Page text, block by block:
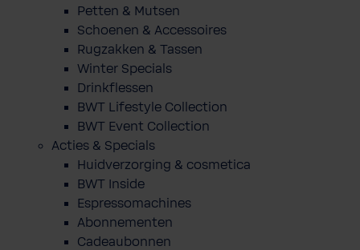
Petten & Mutsen
Schoenen & Accessoires
Rugzakken & Tassen
Winter Specials
Drinkflessen
BWT Lifestyle Collection
BWT Event Collection
Acties & Specials
Huidverzorging & cosmetica
BWT Inside
Espressomachines
Abonnementen
Cadeaubonnen